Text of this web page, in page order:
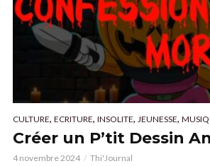
CULTURE, ECRITURE, INSOLITE, JEUNESSE,
Créer un P’tit Dessin
4 novembre 2024 Thi'Journal